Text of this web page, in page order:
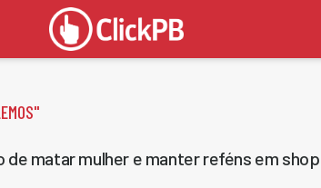
"
de matar mulher e manter reféns em